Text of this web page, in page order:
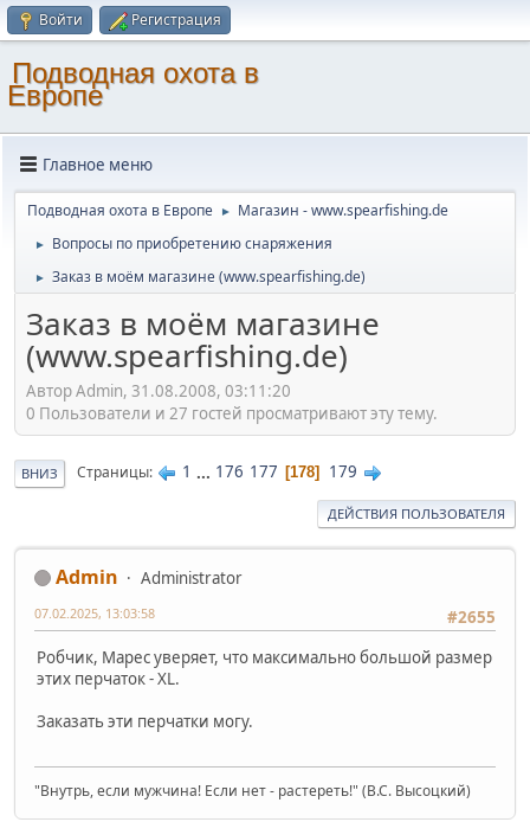
Войти Регистрация
Подводная охота в
Европе
Главное меню
Подводная охота в Европе ► Магазин - www.spearfishing.de
► Вопросы по приобретению снаряжения
► Заказ в моём магазине (www.spearfishing.de)
Заказ в моём магазине
(www.spearfishing.de)
Автор Admin, 31.08.2008, 03:11:20
0 Пользователи и 27 гостей просматривают эту тему.
ВНИЗ Страницы 1 ... 176 177 178 179
ДЕЙСТВИЯ ПОЛЬЗОВАТЕЛЯ
Admin
Administrator
#2655
07.02.2025, 13:03:58
Робчик, Марес уверяет, что максимально большой размер
этих перчаток - XL.
Заказать эти перчатки могу.
"Внутрь, если мужчина! Если нет - растереть!" (В.С. Высоцкий)